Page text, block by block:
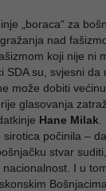
„boraca“ za
nad
koji nije ni
SDA su, svjesni da
može dobiti
glasovanja
Hane Milak
počinila –
stvar
I u